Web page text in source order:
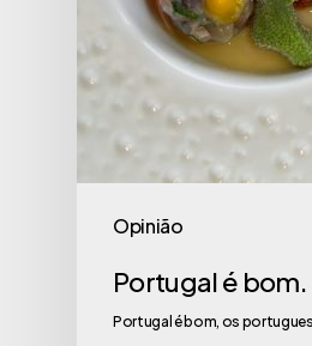
Opinião
Portugal é bom.
Portugal é bom, os